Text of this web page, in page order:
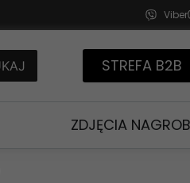
Viber
STREFA B2B
ZDJĘCIA